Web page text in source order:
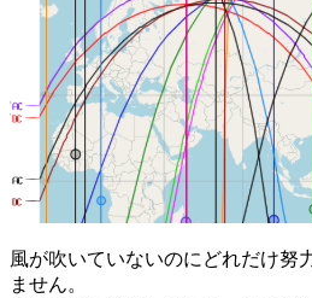
風が吹いていないのにどれだけ努
ません。